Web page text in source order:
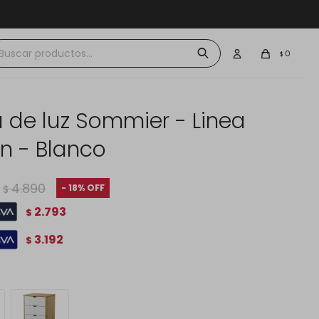
$ 0
de luz Sommier - Linea
- Blanco
$ 4.890 18
$ 2.793
$ 3.192